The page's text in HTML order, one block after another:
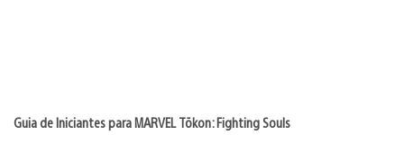
Guia de Iniciantes para MARVEL Tōkon: Fighting Souls